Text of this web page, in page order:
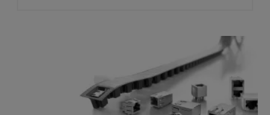
Connecteurs de données